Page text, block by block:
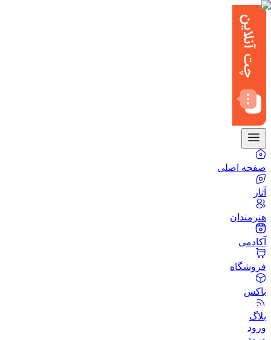
صفحه اصلی
آثار
هنرمندان
آکادمی
فروشگاه
باکس
بلاگ
ورود